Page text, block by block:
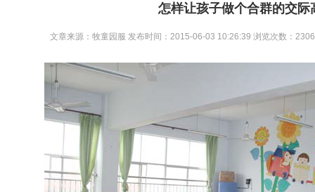
怎样让孩子做个合群的交际
文章来源：牧童园服 发布时间：2015-06-03 10:26:39 浏览次数：2306